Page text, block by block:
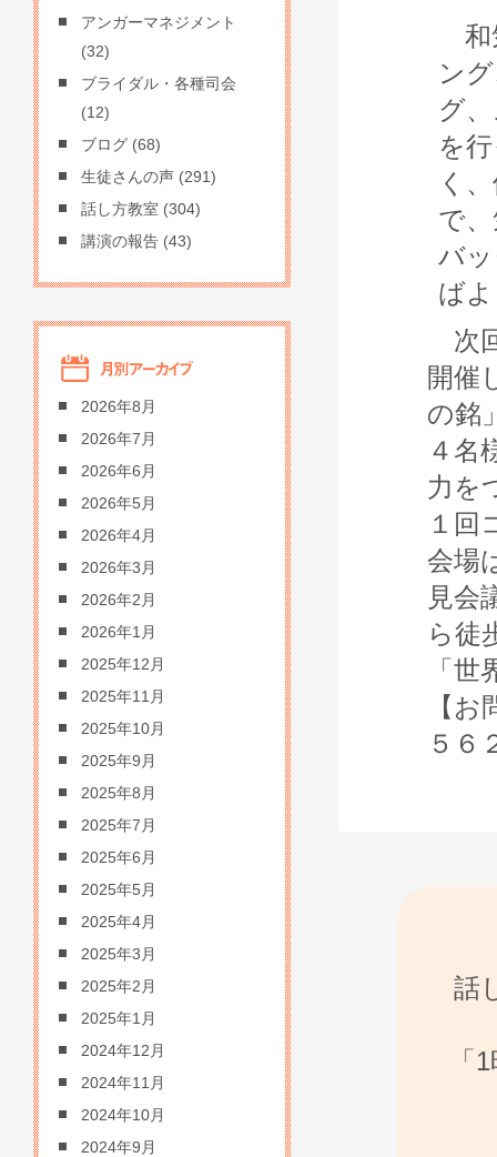
和
ン
グ
を
く
で
バ
ば
次
開催
の銘
４名
力を
１回
会場
見会
ら徒
「
【
５６
話
「
アンガーマネジメント
(32)
ブライダル・各種司会
(12)
ブログ (68)
生徒さんの声 (291)
話し方教室 (304)
講演の報告 (43)
2026年8月
2026年7月
2026年6月
2026年5月
2026年4月
2026年3月
2026年2月
2026年1月
2025年12月
2025年11月
2025年10月
2025年9月
2025年8月
2025年7月
2025年6月
2025年5月
2025年4月
2025年3月
2025年2月
2025年1月
2024年12月
2024年11月
2024年10月
2024年9月